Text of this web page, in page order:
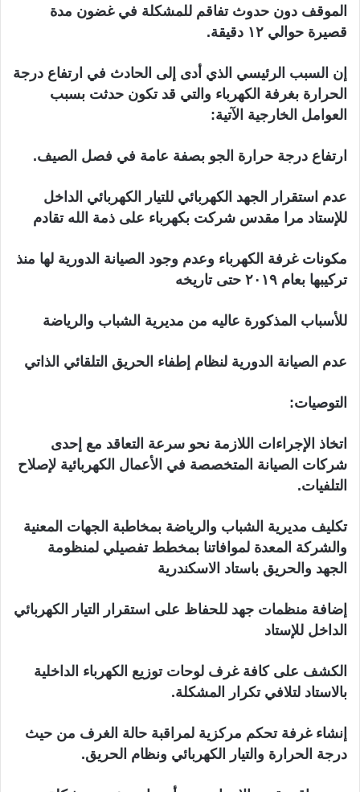
الموقف دون حدوث تفاقم للمشكلة في غضون مدة
قصيرة حوالي ١٢ دقيقة.
إن السبب الرئيسي الذي أدى إلى الحادث في ارتفاع درجة
الحرارة بغرفة الكهرباء والتي قد تكون حدثت بسبب
العوامل الخارجية الآتية:
ارتفاع درجة حرارة الجو بصفة عامة في فصل الصيف.
عدم استقرار الجهد الكهربائي للتيار الكهربائي الداخل
للإستاد مرا مقدس شرکت بكهرباء على ذمة الله تقادم
مكونات غرفة الكهرباء وعدم وجود الصيانة الدورية لها منذ
تركيبها بعام ۲۰۱۹ حتى تاريخه
للأسباب المذكورة عاليه من مديرية الشباب والرياضة
عدم الصيانة الدورية لنظام إطفاء الحريق التلقائي الذاتي
التوصيات:
اتخاذ الإجراءات اللازمة نحو سرعة التعاقد مع إحدى
شركات الصيانة المتخصصة في الأعمال الكهربائية لإصلاح
التلفيات.
تكليف مديرية الشباب والرياضة بمخاطبة الجهات المعنية
والشركة المعدة لموافاتنا بمخطط تفصيلي لمنظومة
الجهد والحريق باستاد الاسكندرية
إضافة منظمات جهد للحفاظ على استقرار التيار الكهربائي
الداخل للإستاد
الكشف على كافة غرف لوحات توزيع الكهرباء الداخلية
بالاستاد لتلافي تكرار المشكلة.
إنشاء غرفة تحكم مركزية لمراقبة حالة الغرف من حيث
درجة الحرارة والتيار الكهربائي ونظام الحريق.